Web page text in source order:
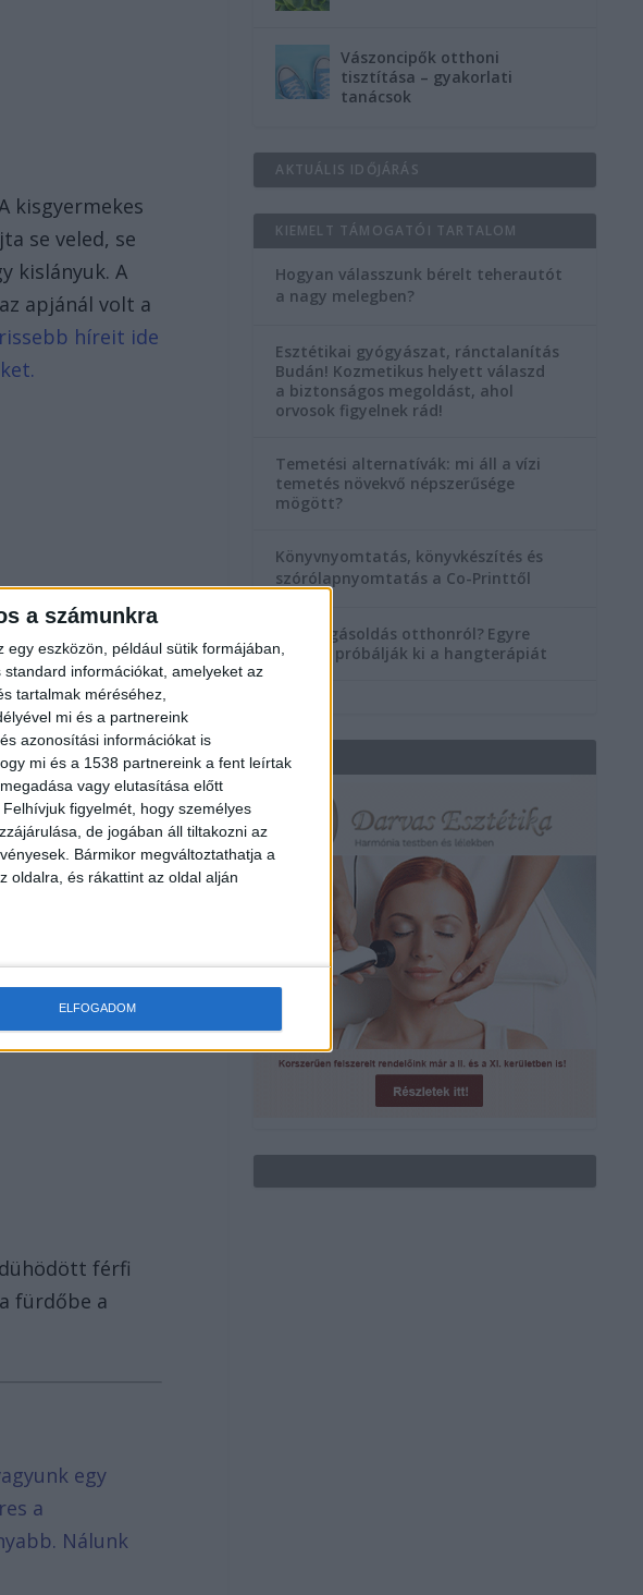
a számunkra
eszközön, például sütik formájában,
információkat, amelyeket az
tartalmak méréséhez,
mi és a partnereink
azonosítási információkat is
mi és a 1538 partnereink a fent leírtak
vagy elutasítása előtt
Felhívjuk figyelmét, hogy személyes
de jogában áll tiltakozni az
Bármikor megváltoztathatja a
oldalra, és rákattint az oldal alján
ELFOGADOM
kisgyermekes
se veled, se
kislányuk. A
apjánál volt a
híreit ide
a férje, és
N. Arnold nem
Amikor a
férfi
fürdőbe a
egy
a
Nálunk
Vászoncipők otthoni
tisztítása – gyakorlati
tanácsok
AKTUÁLIS IDŐJÁRÁS
KIEMELT TÁMOGATÓI TARTALOM
Hogyan válasszunk bérelt teherautót
a nagy melegben?
Esztétikai gyógyászat, ránctalanítás
Budán! Kozmetikus helyett válaszd
a biztonságos megoldást, ahol
orvosok figyelnek rád!
Temetési alternatívák: mi áll a vízi
temetés növekvő népszerűsége
mögött?
Könyvnyomtatás, könyvkészítés és
szórólapnyomtatás a Co-Printtől
Szorongásoldás otthonról? Egyre
többen próbálják ki a hangterápiát
REKLÁM